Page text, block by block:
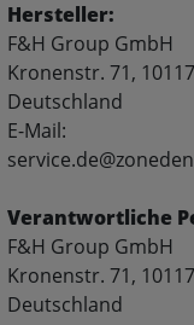
Hersteller:
F&H Group GmbH
Kronenstr. 71,
Deutschland
E-Mail:
Verantwortliche
F&H Group GmbH
Kronenstr. 71,
Deutschland